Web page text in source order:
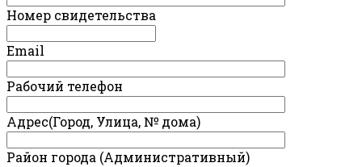
Номер свидетельства
Email
Рабочий телефон
Адрес(Город, Улица, № дома)
Район города (Административный)